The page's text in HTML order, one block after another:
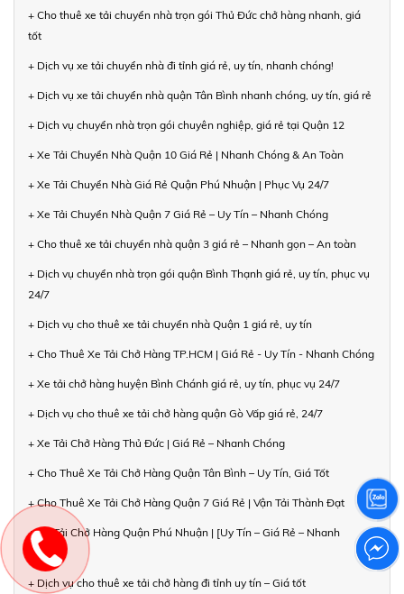
+ Cho thuê xe tải chuyển nhà trọn gói Thủ Đức chở hàng nhanh, giá
tốt
+ Dịch vụ xe tải chuyển nhà đi tỉnh giá rẻ, uy tín, nhanh chóng!
+ Dịch vụ xe tải chuyển nhà quận Tân Bình nhanh chóng, uy tín, giá rẻ
+ Dịch vụ chuyển nhà trọn gói chuyên nghiệp, giá rẻ tại Quận 12
+ Xe Tải Chuyển Nhà Quận 10 Giá Rẻ | Nhanh Chóng & An Toàn
+ Xe Tải Chuyển Nhà Giá Rẻ Quận Phú Nhuận | Phục Vụ 24/7
+ Xe Tải Chuyển Nhà Quận 7 Giá Rẻ – Uy Tín – Nhanh Chóng
+ Cho thuê xe tải chuyển nhà quận 3 giá rẻ – Nhanh gọn – An toàn
+ Dịch vụ chuyển nhà trọn gói quận Bình Thạnh giá rẻ, uy tín, phục vụ
24/7
+ Dịch vụ cho thuê xe tải chuyển nhà Quận 1 giá rẻ, uy tín
+ Cho Thuê Xe Tải Chở Hàng TP.HCM | Giá Rẻ - Uy Tín - Nhanh Chóng
+ Xe tải chở hàng huyện Bình Chánh giá rẻ, uy tín, phục vụ 24/7
+ Dịch vụ cho thuê xe tải chở hàng quận Gò Vấp giá rẻ, 24/7
+ Xe Tải Chở Hàng Thủ Đức | Giá Rẻ – Nhanh Chóng
+ Cho Thuê Xe Tải Chở Hàng Quận Tân Bình – Uy Tín, Giá Tốt
+ Cho Thuê Xe Tải Chở Hàng Quận 7 Giá Rẻ | Vận Tải Thành Đạt
+ Xe Tải Chở Hàng Quận Phú Nhuận | [Uy Tín – Giá Rẻ – Nhanh
Chóng]
+ Dịch vụ cho thuê xe tải chở hàng đi tỉnh uy tín – Giá tốt